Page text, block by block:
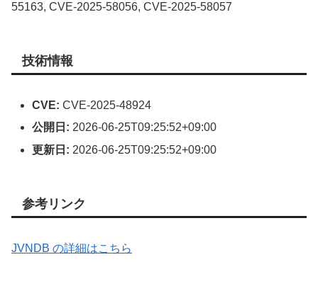
55163, CVE-2025-58056, CVE-2025-58057
技術情報
CVE: CVE-2025-48924
公開日: 2026-06-25T09:25:52+09:00
更新日: 2026-06-25T09:25:52+09:00
参考リンク
JVNDB の詳細はこちら